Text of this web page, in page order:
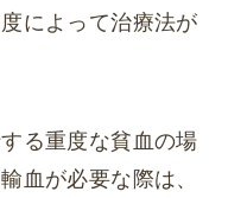
によって治療法が
る重度な貧血の場
血が必要な際は、